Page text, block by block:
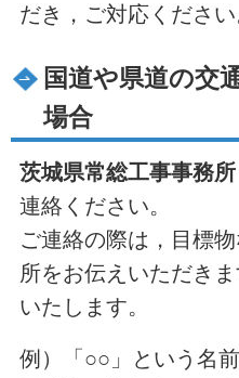
だき，ご対応ください
国道や県道の交
場合
茨城県常総工事事務所
連絡ください。
ご連絡の際は，目標
所をお伝えいただき
いたします。
例）「○○」という名